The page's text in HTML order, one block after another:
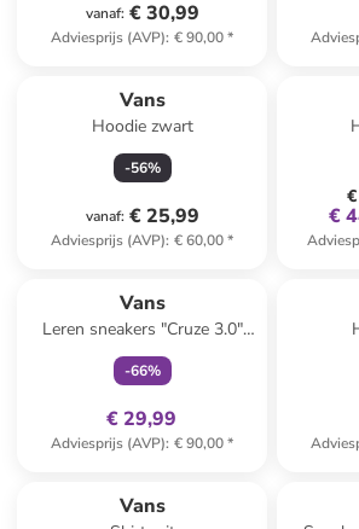
vanaf: € 30,99
Adviesprijs (AVP): € 90,00*
Vans
Hoodie zwart
-56%
vanaf: € 25,99
Adviesprijs (AVP): € 60,00*
€
Vans
Leren sneakers "Cruze 3.0"
zwart/wit
-66%
€ 29,99
Adviesprijs (AVP): € 90,00*
Vans